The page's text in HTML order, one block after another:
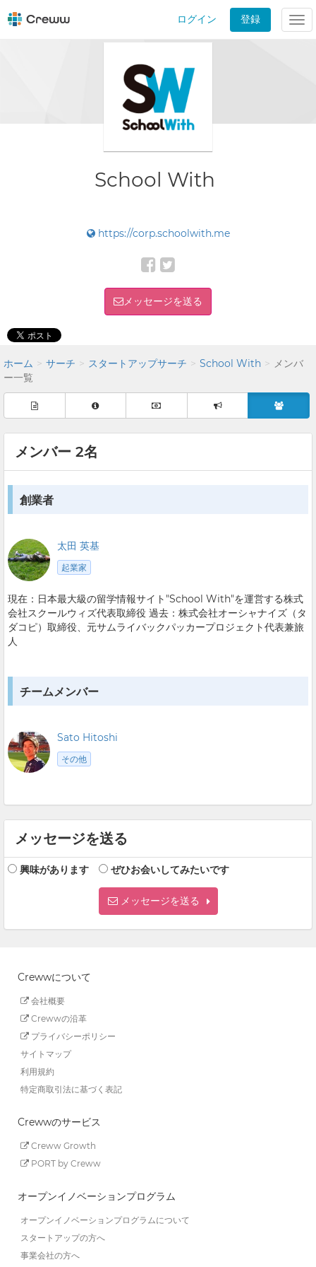
ログイン 登録
School With
https://corp.schoolwith.me
メッセージを送る
ホーム サーチ スタートアップサーチ School With
メンバ
ー一覧
メンバー 2名
創業者
太田 英基
起業家
現在：日本最大級の留学情報サイト"School With"を運営する株式
会社スクールウィズ代表取締役 過去：株式会社オーシャナイズ（タ
ダコピ）取締役、元サムライバックパッカープロジェクト代表兼旅
人
チームメンバー
Sato Hitoshi
その他
メッセージを送る
興味があります ぜひお会いしてみたいです
メッセージを送る
Crewwについて
会社概要
Crewwの沿革
プライバシーポリシー
サイトマップ
利用規約
特定商取引法に基づく表記
Crewwのサービス
Creww Growth
PORT by Creww
オープンイノベーションプログラム
オープンイノベーションプログラムについて
スタートアップの方へ
事業会社の方へ